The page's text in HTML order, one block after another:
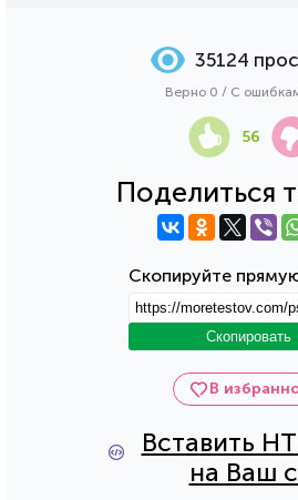
В
Вставить
на Ваш
Поделиться
Скопируйте
Скопировать
35124
Верно 0 / С
56